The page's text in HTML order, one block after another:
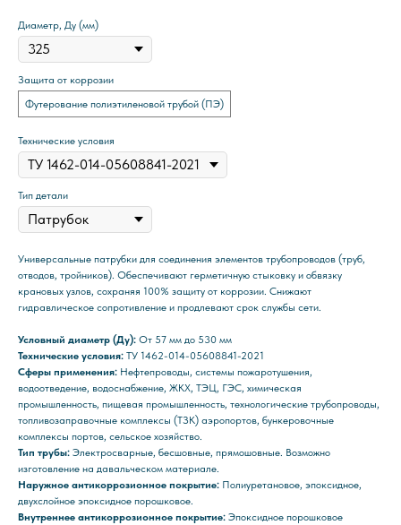
Диаметр, Ду (мм)
Защита от коррозии
Футерование полиэтиленовой трубой (ПЭ)
Технические условия
Тип детали
Универсальные патрубки для соединения элементов трубопроводов (труб,
отводов, тройников). Обеспечивают герметичную стыковку и обвязку
крановых узлов, сохраняя 100% защиту от коррозии. Снижают
гидравлическое сопротивление и продлевают срок службы сети.
Условный диаметр (Ду): От 57 мм до 530 мм
Технические условия: ТУ 1462-014-05608841-2021
Сферы применения: Нефтепроводы, системы пожаротушения,
водоотведение, водоснабжение, ЖКХ, ТЭЦ, ГЭС, химическая
промышленность, пищевая промышленность, технологические трубопроводы,
топливозаправочные комплексы (ТЗК) аэропортов, бункеровочные
комплексы портов, сельское хозяйство.
Тип трубы: Электросварные, бесшовные, прямошовные. Возможно
изготовление на давальческом материале.
Наружное антикоррозионное покрытие: Полиуретановое, эпоксидное,
двухслойное эпоксидное порошковое.
Внутреннее антикоррозионное покрытие: Эпоксидное порошковое